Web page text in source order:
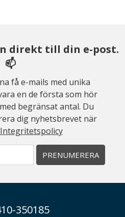
direkt till din e-post.
📫
få e-mails med unika
en de första som hör
begränsat antal. Du
dig nyhetsbrevet när
Integritetspolicy
PRENUMERERA
350185